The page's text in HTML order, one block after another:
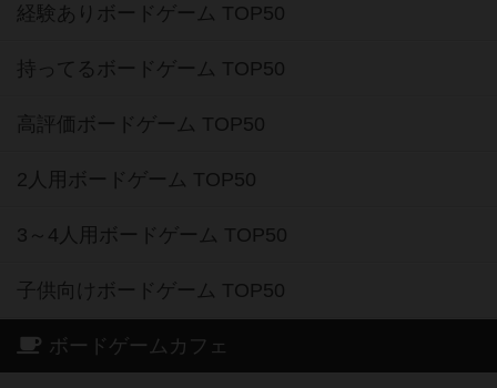
経験ありボードゲーム TOP50
持ってるボードゲーム TOP50
高評価ボードゲーム TOP50
2人用ボードゲーム TOP50
3～4人用ボードゲーム TOP50
子供向けボードゲーム TOP50
ボードゲームカフェ